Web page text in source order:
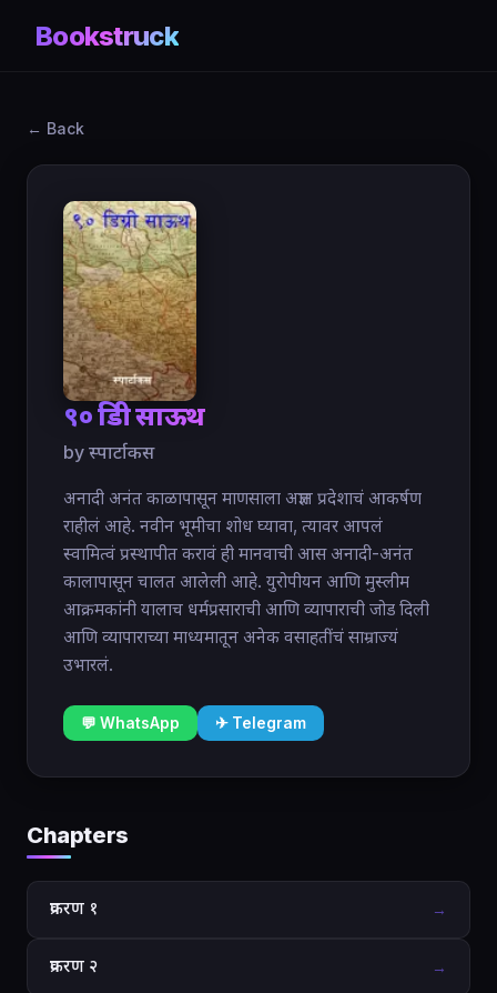
Bookstruck
← Back
९० डिग्री साऊथ
by स्पार्टाकस
अनादी अनंत काळापासून माणसाला अज्ञात प्रदेशाचं आकर्षण
राहीलं आहे. नवीन भूमीचा शोध घ्यावा, त्यावर आपलं
स्वामित्वं प्रस्थापीत करावं ही मानवाची आस अनादी-अनंत
कालापासून चालत आलेली आहे. युरोपीयन आणि मुस्लीम
आक्रमकांनी यालाच धर्मप्रसाराची आणि व्यापाराची जोड दिली
आणि व्यापाराच्या माध्यमातून अनेक वसाहतींचं साम्राज्यं
उभारलं.
💬 WhatsApp ✈ Telegram
Chapters
प्रकरण १ →
प्रकरण २ →